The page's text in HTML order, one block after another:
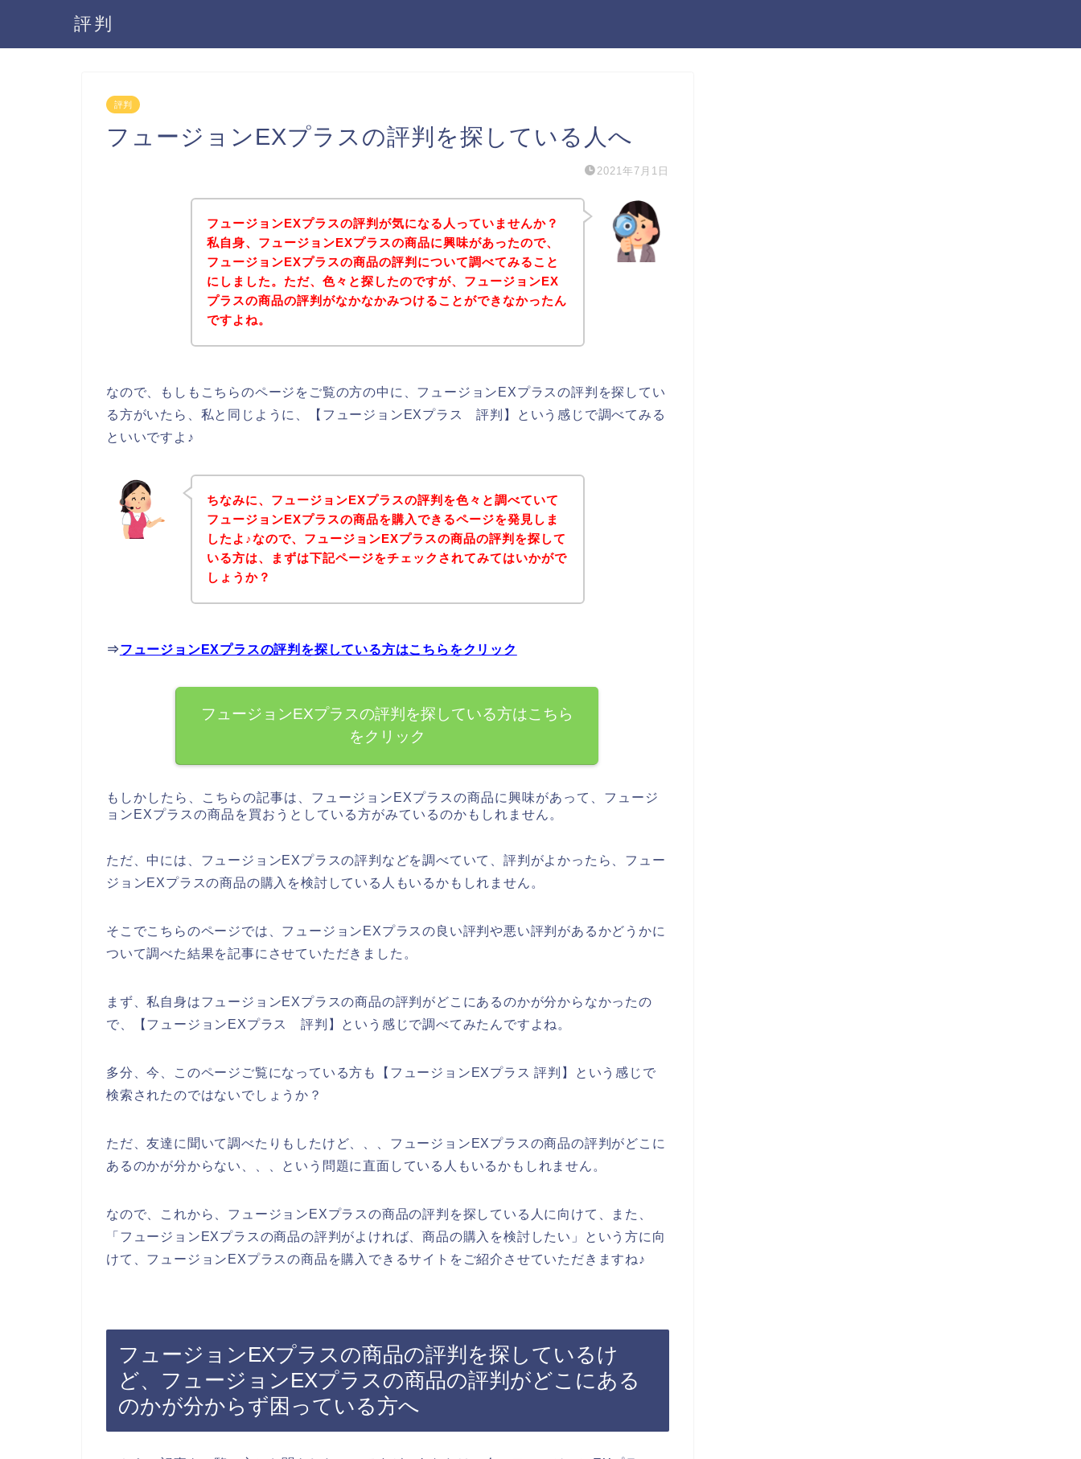
評判
評判
フュージョンEXプラスの評判を探している人へ
2021年7月1日
フュージョンEXプラスの評判が気になる人っていませんか？
私自身、フュージョンEXプラスの商品に興味があったので、
フュージョンEXプラスの商品の評判について調べてみること
にしました。ただ、色々と探したのですが、フュージョンEX
プラスの商品の評判がなかなかみつけることができなかったん
ですよね。
なので、もしもこちらのページをご覧の方の中に、フュージョンEXプラスの評判を探してい
る方がいたら、私と同じように、【フュージョンEXプラス 評判】という感じで調べてみる
といいですよ♪
ちなみに、フュージョンEXプラスの評判を色々と調べていて
フュージョンEXプラスの商品を購入できるページを発見しま
したよ♪なので、フュージョンEXプラスの商品の評判を探して
いる方は、まずは下記ページをチェックされてみてはいかがで
しょうか？
⇒フュージョンEXプラスの評判を探している方はこちらをクリック
フュージョンEXプラスの評判を探している方はこちら
をクリック
もしかしたら、こちらの記事は、フュージョンEXプラスの商品に興味があって、フュージ
ョンEXプラスの商品を買おうとしている方がみているのかもしれません。
ただ、中には、フュージョンEXプラスの評判などを調べていて、評判がよかったら、フュー
ジョンEXプラスの商品の購入を検討している人もいるかもしれません。
そこでこちらのページでは、フュージョンEXプラスの良い評判や悪い評判があるかどうかに
ついて調べた結果を記事にさせていただきました。
まず、私自身はフュージョンEXプラスの商品の評判がどこにあるのかが分からなかったの
で、【フュージョンEXプラス 評判】という感じで調べてみたんですよね。
多分、今、このページご覧になっている方も【フュージョンEXプラス 評判】という感じで
検索されたのではないでしょうか？
ただ、友達に聞いて調べたりもしたけど、、、フュージョンEXプラスの商品の評判がどこに
あるのかが分からない、、、という問題に直面している人もいるかもしれません。
なので、これから、フュージョンEXプラスの商品の評判を探している人に向けて、また、
「フュージョンEXプラスの商品の評判がよければ、商品の購入を検討したい」という方に向
けて、フュージョンEXプラスの商品を購入できるサイトをご紹介させていただきますね♪
フュージョンEXプラスの商品の評判を探しているけ
ど、フュージョンEXプラスの商品の評判がどこにある
のかが分からず困っている方へ